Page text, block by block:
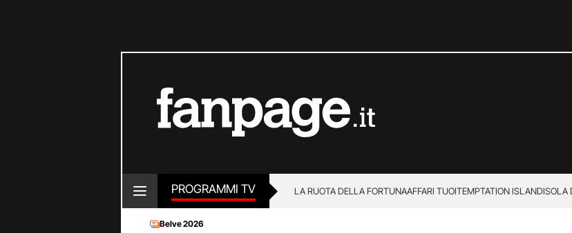
PROGRAMMI TV LA RUOTA DELLA FORTUNAAFFARI TUOITEMPTATION ISLANDISOLA
Belve 2026